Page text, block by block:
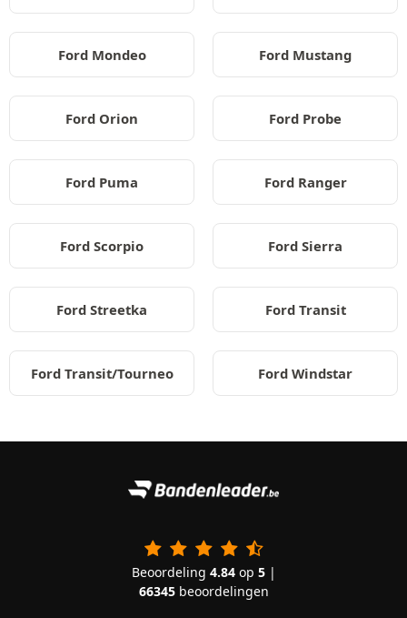
Ford Mondeo Ford Mustang
Ford Orion Ford Probe
Ford Puma Ford Ranger
Ford Scorpio Ford Sierra
Ford Streetka Ford Transit
Ford Transit/Tourneo Ford Windstar
Beoordeling 4.84op 5|
66345beoordelingen